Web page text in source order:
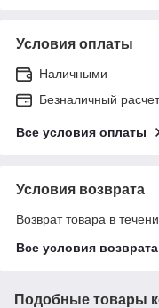
Условия оплаты
Наличными
Безналичный расчет
Все условия оплаты
Условия возврата
Возврат товара в
Все условия возврата
Подобные товары